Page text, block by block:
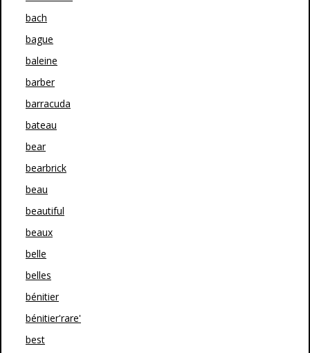
bach
bague
baleine
barber
barracuda
bateau
bear
bearbrick
beau
beautiful
beaux
belle
belles
bénitier
bénitier'rare'
best